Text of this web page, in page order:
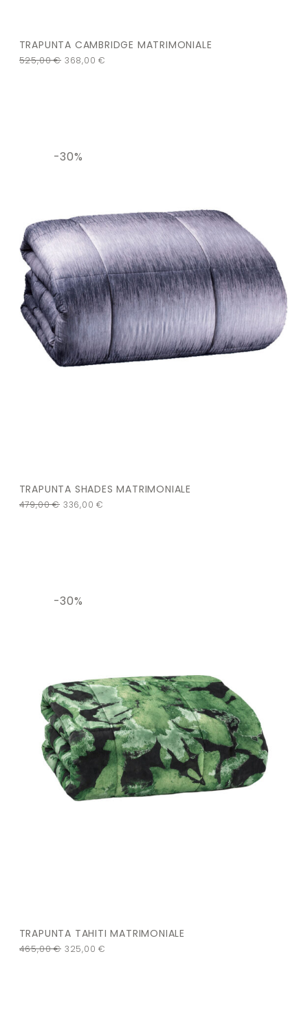
TRAPUNTA CAMBRIDGE MATRIMONIALE
525,00€ 368,00€
TRAPUNTA SHADES MATRIMONIALE
479,00€ 336,00€
-30%
TRAPUNTA TAHITI MATRIMONIALE
465,00€ 325,00€
-30%